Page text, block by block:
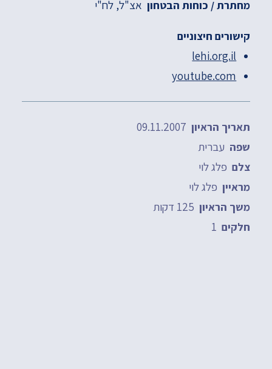
מחתרת / כוחות הבטחון אצ"ל לח"י
קישורים חיצוניים
lehi.org.il
youtube.com
תאריך הראיון
שפה עברית
צלם פלג לוי
מראיין פלג לוי
משך הראיון
חלקים